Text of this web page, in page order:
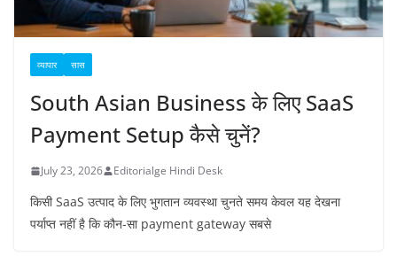
व्यापार सास
South Asian Business के लिए SaaS
Payment Setup कैसे चुनें?
July 23, 2026 Editorialge Hindi Desk
किसी SaaS उत्पाद के लिए भुगतान व्यवस्था चुनते समय केवल यह देखना
पर्याप्त नहीं है कि कौन-सा payment gateway सबसे